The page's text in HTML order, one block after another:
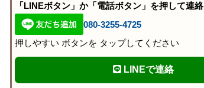
「LINEボタン」か「電話ボタン」を押して連絡
080-3255-4725
押しやすい ボタンを タップしてください
LINEで連絡